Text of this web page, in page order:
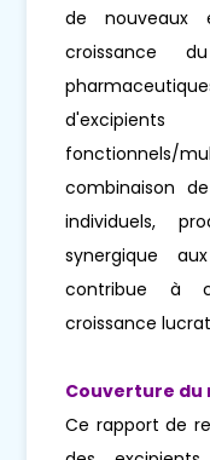
de nouveaux
croissance
fonctionnels/
combinaison
individuels,
synergique
contribue à
croissance
Couverture du
Ce rapport de